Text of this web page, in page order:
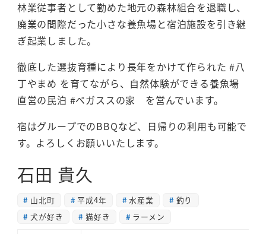
林業従事者として勤めた地元の森林組合を退職し、
廃業の間際だった小さな養魚場と宿泊施設を引き継
ぎ起業しました。
徹底した選抜育種により長年をかけて作られた #八
丁やまめ を育てながら、自然体験ができる養魚場
直営の民泊 #ペガススの家 を営んでいます。
宿はグループでのBBQなど、日帰りの利用も可能で
す。よろしくお願いいたします。
石田 貴久
山北町 平成4年 水産業
釣り
犬が好き
猫好き ラーメン